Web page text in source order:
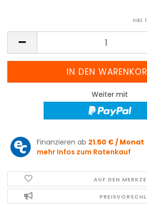
inkl.
Weiter mit
Finanzieren ab 21.50 € / Monat
mehr Infos zum Ratenkauf
AUF DEN